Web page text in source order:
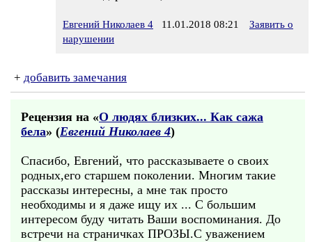
Евгений Николаев 4 11.01.2018 08:21
Заявить о
нарушении
+ добавить замечания
Рецензия на «О людях близких... Как сажа
бела» (Евгений Николаев 4)
Спасибо, Евгений, что рассказываете о своих
родных,его старшем поколении. Многим такие
рассказы интересны, а мне так просто
необходимы и я даже ищу их ... С большим
интересом буду читать Ваши воспоминания. До
встречи на страничках ПРОЗЫ.С уважением